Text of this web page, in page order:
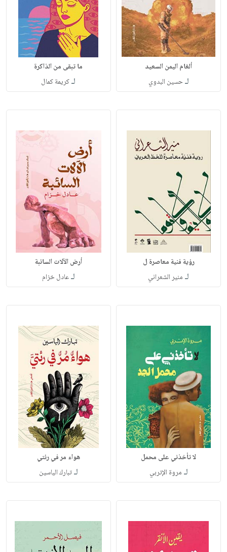
ألغام اليمن السعيد
لـحسين البدوي
ما تبقى من الذاكرة
لـكريمة كمال
رؤية فنية معاصرة ل
لـ منير الشعراني
أرض الآلات السائبة
لـعادل خزام
لا تأخذني على محمل
لـ مروة الإتربي
هواء مر في رئتي
لـتبارك الياسين